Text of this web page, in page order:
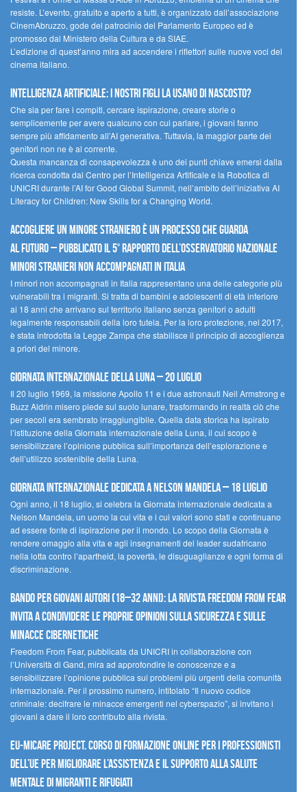
resiste. L’evento, gratuito e aperto a tutti, è organizzato dall’associazione
CinemAbruzzo, gode del patrocinio del Parlamento Europeo ed è
promosso dal Ministero della Cultura e da SIAE.
L’edizione di quest’anno mira ad accendere i riflettori sulle nuove voci del
cinema italiano.
Intelligenza artificiale: i nostri figli la usano di nascosto?
Che sia per fare i compiti, cercare ispirazione, creare storie o
semplicemente per avere qualcuno con cui parlare, i giovani fanno
sempre più affidamento all’AI generativa. Tuttavia, la maggior parte dei
genitori non ne è al corrente.
Questa mancanza di consapevolezza è uno dei punti chiave emersi dalla
ricerca condotta dal Centro per l’Intelligenza Artificale e la Robotica di
UNICRI durante l’AI for Good Global Summit, nell’ambito dell’iniziativa AI
Literacy for Children: New Skills for a Changing World.
Accogliere un minore straniero è un processo che guarda
al futuro – Pubblicato il 5° rapporto dell’Osservatorio Nazionale
Minori Stranieri Non Accompagnati in Italia
I minori non accompagnati in Italia rappresentano una delle categorie più
vulnerabili tra i migranti. Si tratta di bambini e adolescenti di età inferiore
ai 18 anni che arrivano sul territorio italiano senza genitori o adulti
legalmente responsabili della loro tutela. Per la loro protezione, nel 2017,
è stata introdotta la Legge Zampa che stabilisce il principio di accoglienza
a priori del minore.
Giornata Internazionale della Luna – 20 luglio
Il 20 luglio 1969, la missione Apollo 11 e i due astronauti Neil Armstrong e
Buzz Aldrin misero piede sul suolo lunare, trasformando in realtà ciò che
per secoli era sembrato irraggiungibile. Quella data storica ha ispirato
l’istituzione della Giornata internazionale della Luna, il cui scopo è
sensibilizzare l’opinione pubblica sull’importanza dell’esplorazione e
dell’utilizzo sostenibile della Luna.
Giornata internazionale dedicata a Nelson Mandela – 18 luglio
Ogni anno, il 18 luglio, si celebra la Giornata internazionale dedicata a
Nelson Mandela, un uomo la cui vita e i cui valori sono stati e continuano
ad essere fonte di ispirazione per il mondo. Lo scopo della Giornata è
rendere omaggio alla vita e agli insegnamenti del leader sudafricano
nella lotta contro l’apartheid, la povertà, le disuguaglianze e ogni forma di
discriminazione.
Bando per giovani autori (18–32 anni): la Rivista Freedom From Fear
invita a condividere le proprie opinioni sulla sicurezza e sulle
minacce cibernetiche
Freedom From Fear, pubblicata da UNICRI in collaborazione con
l’Università di Gand, mira ad approfondire le conoscenze e a
sensibilizzare l’opinione pubblica sui problemi più urgenti della comunità
internazionale. Per il prossimo numero, intitolato “Il nuovo codice
criminale: decifrare le minacce emergenti nel cyberspazio”, si invitano i
giovani a dare il loro contributo alla rivista.
EU-MiCare Project. Corso di formazione online per i professionisti
dell’UE per migliorare l’assistenza e il supporto alla salute
mentale di migranti e rifugiati